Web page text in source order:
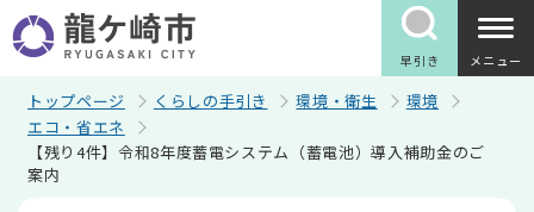
の
ペ
早引き メニュー
トップページ くらしの手引き 環境・衛生
環境
エコ・省エネ
【残り4件】令和8年度蓄電システム（蓄電池）導入補助金のご
案内